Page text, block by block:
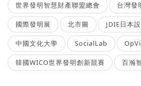
世界發明智慧財產聯盟總會 台灣發
國際發明展 北市圖 JDIE日本
中國文化大學 SocialLab
韓國WICO世界發明創新競賽 百瀚